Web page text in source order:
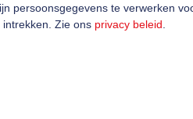
persoonsgegevens te verwerken
Zie ons privacy beleid